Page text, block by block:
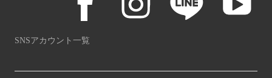
SNSアカウント一覧